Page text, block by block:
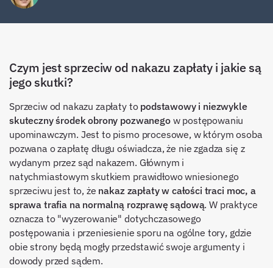
Czym jest sprzeciw od nakazu zapłaty i jakie są
jego skutki?
Sprzeciw od nakazu zapłaty to podstawowy i niezwykle
skuteczny środek obrony pozwanegow postępowaniu
upominawczym. Jest to pismo procesowe, w którym osoba
pozwana o zapłatę długu oświadcza, że nie zgadza się z
wydanym przez sąd nakazem. Głównym i
natychmiastowym skutkiem prawidłowo wniesionego
sprzeciwu jest to, że nakaz zapłaty w całości traci moc, a
sprawa trafia na normalną rozprawę sądową. W praktyce
oznacza to "wyzerowanie" dotychczasowego
postępowania i przeniesienie sporu na ogólne tory, gdzie
obie strony będą mogły przedstawić swoje argumenty i
dowody przed sądem.